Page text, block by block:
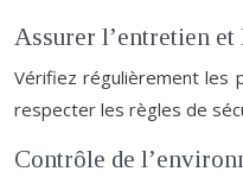
Assurer l’entretien
Vérifiez régulièrement les
respecter les règles de
Contrôle de